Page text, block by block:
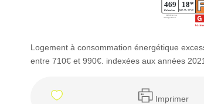
Logement à consommation énergétique
entre 710€ et 990€. indexées aux années
Imprimer